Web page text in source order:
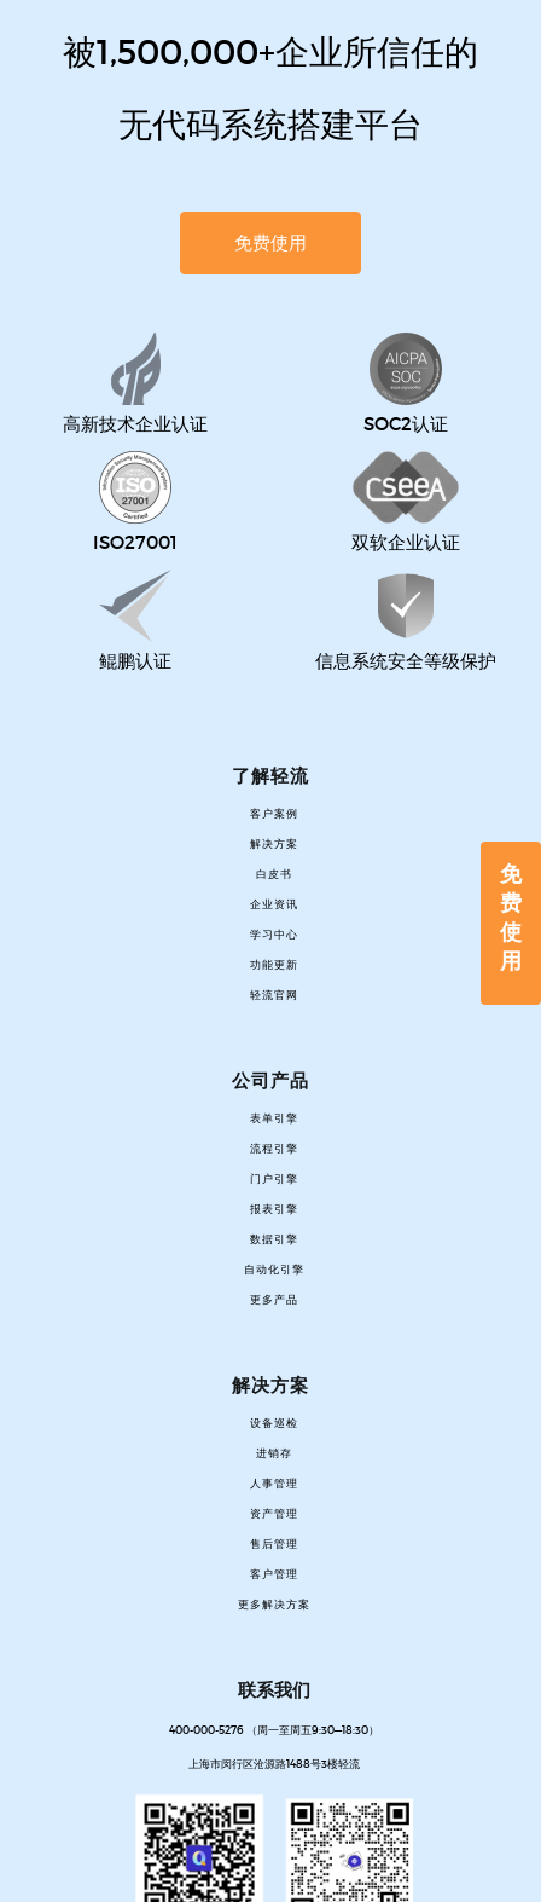
免
费
使
用
被1,500,000+企业所信任的
无代码系统搭建平台
免费使用
高新技术企业认证 SOC2认证
ISO27001 双软企业认证
鲲鹏认证 信息系统安全等级保护
了解轻流
客户案例
解决方案
白皮书
企业资讯
学习中心
功能更新
轻流官网
公司产品
表单引擎
流程引擎
门户引擎
报表引擎
数据引擎
自动化引擎
更多产品
解决方案
设备巡检
进销存
人事管理
资产管理
售后管理
客户管理
更多解决方案
联系我们
400-000-5276 （周一至周五9:30—18:30）
上海市闵行区沧源路1488号3楼轻流